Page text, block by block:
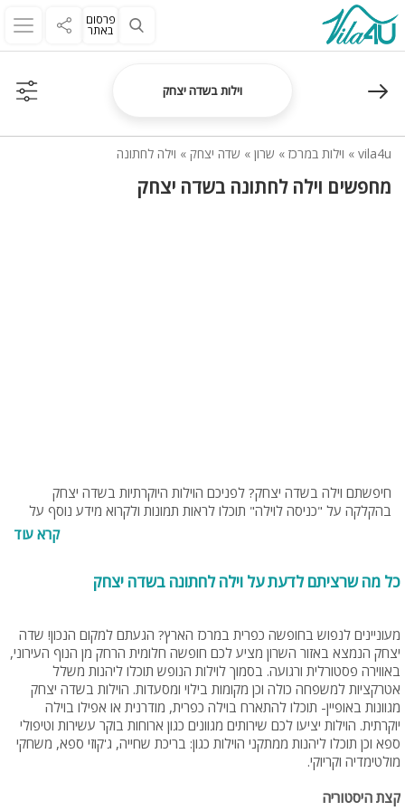
פרסום
באתר
וילות בשדה יצחק
vila4u
» וילות במרכז » שרון » שדה יצחק » וילה לחתונה
מחפשים וילה לחתונה בשדה יצחק
חיפשתם וילה בשדה יצחק? לפניכם הוילות היוקרתיות בשדה יצחק
בהקלקה על "כניסה לוילה" תוכלו לראות תמונות ולקרוא מידע נוסף על
קרא עוד
כל מה שרציתם לדעת על וילה לחתונה בשדה יצחק
מעוניינים לנפוש בחופשה כפרית במרכז הארץ? הגעתם למקום הנכון! שדה
יצחק הנמצא באזור השרון מציע לכם חופשה חלומית הרחק מן הנוף העירוני,
באווירה פסטורלית ורגועה. בסמוך לוילות הנופש תוכלו ליהנות משלל
אטרקציות למשפחה כולה וכן מקומות בילוי ומסעדות. הוילות בשדה יצחק
מגוונות באופיין- תוכלו להתארח בוילה כפרית, מודרנית או אפילו בוילה
יוקרתית. הוילות יציעו לכם שירותים מגוונים כגון ארוחות בוקר עשירות וטיפולי
ספא וכן תוכלו ליהנות ממתקני הוילות כגון: בריכת שחייה, ג'קוזי ספא, משחקי
מולטימדיה וקריוקי.
קצת היסטוריה